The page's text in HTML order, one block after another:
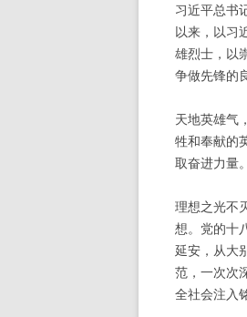
习近平总书
以来，以习
雄烈士，以
争做先锋的
天地英雄气
牲和奉献的
取奋进力量。
理想之光不
想。党的十
延安，从大
范，一次次
全社会注入